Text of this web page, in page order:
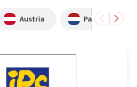
Austria Países Bajos